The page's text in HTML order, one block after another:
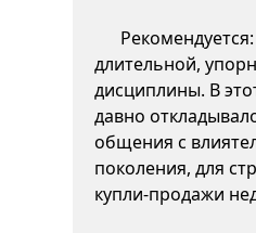
длительной,
дисциплины. В
давно
общения с
поколения, для
купли-продажи